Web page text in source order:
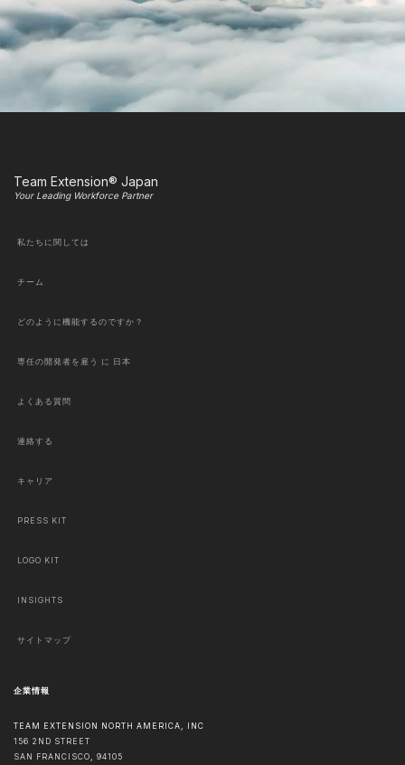
Team Extension® Japan
Your Leading Workforce Partner
私たちに関しては
チーム
どのように機能するのですか？
専任の開発者を雇う に 日本
よくある質問
連絡する
キャリア
PRESS KIT
LOGO KIT
INSIGHTS
サイトマップ
企業情報
TEAM EXTENSION NORTH AMERICA, INC
156 2ND STREET
SAN FRANCISCO, 94105